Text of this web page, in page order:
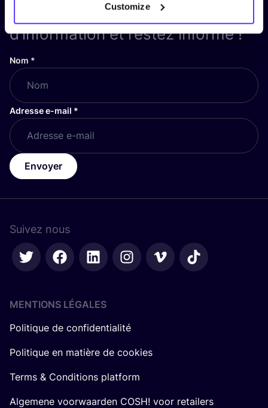
Customize
Inscrivez-vous à notre lettre
d’information et restez informé !
Nom *
Adresse e-mail *
Envoyer
Suivez nous
MENTIONS LÉGALES
Politique de confidentialité
Politique en matière de cookies
Terms & Conditions platform
Algemene voorwaarden COSH! voor retailers